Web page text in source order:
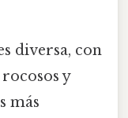
diversa, con
y
más